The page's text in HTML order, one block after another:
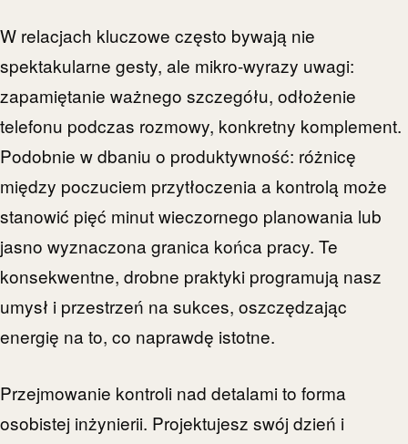
W relacjach kluczowe często bywają nie
spektakularne gesty, ale mikro-wyrazy uwagi:
zapamiętanie ważnego szczegółu, odłożenie
telefonu podczas rozmowy, konkretny komplement.
Podobnie w dbaniu o produktywność: różnicę
między poczuciem przytłoczenia a kontrolą może
stanowić pięć minut wieczornego planowania lub
jasno wyznaczona granica końca pracy. Te
konsekwentne, drobne praktyki programują nasz
umysł i przestrzeń na sukces, oszczędzając
energię na to, co naprawdę istotne.
Przejmowanie kontroli nad detalami to forma
osobistej inżynierii. Projektujesz swój dzień i